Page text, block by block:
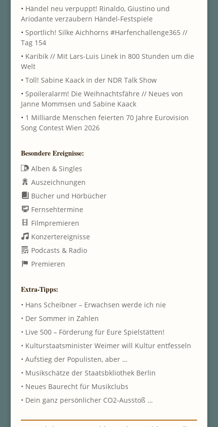
• Händel neu verpuppt! Rinaldo, Giustino und
Ariodante verzaubern Händel-Festspiele
• Sportlich! Silke Aichhorns #Harfenchallenge365 //
Tag 154
• Karibik // Mit Lars-Luis Linek in 800 Stunden um die
Welt
• Toll! Sabine Kaack in der NDR Talk Show
• Spoileralarm! Die Weihnachtsfähre // Neues von
Janne Mommsen und Sabine Kaack
• 1 Milliarde Menschen feierten 70 Jahre Eurovision
Song Contest Wien 2026
Besondere Ereignisse:
Alben & Singles
Auszeichnungen
Bücher und Hörbücher
Fernsehtermine
Filmpremieren
Konzertereignisse
Podcasts & Radio
Premieren
Extra-Tipps:
• Hans Scheibner – Erwachsen werde ich nie
• Der Sommer in Zahlen
• Live 500 – Förderung für Eure Spielstätten!
• Kulturstaatsminister Weimer will Kultur entfesseln
• Aufstieg der Populisten, aber …
• Musikschätze der Staatsbkliothek Berlin
• Neues Baurecht für Musikclubs
• Dein ganz persönlicher CO2-Ausstoß …